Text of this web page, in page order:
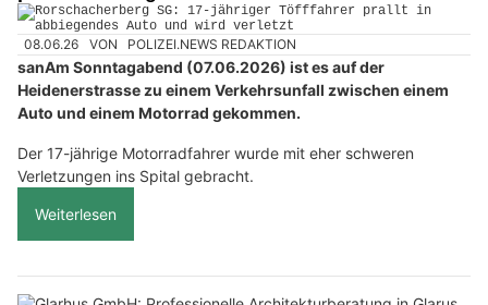
08.06.26 VON POLIZEI.NEWS REDAKTION
sanAm Sonntagabend (07.06.2026) ist es auf der
Heidenerstrasse zu einem Verkehrsunfall zwischen einem
Auto und einem Motorrad gekommen.
Der 17-jährige Motorradfahrer wurde mit eher schweren
Verletzungen ins Spital gebracht.
Weiterlesen